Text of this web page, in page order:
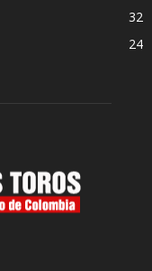
32
24